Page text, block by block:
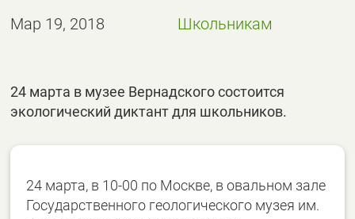
Мар 19, 2018 Школьникам
24 марта в музее Вернадского состоится
экологический диктант для школьников.
24 марта, в 10-00 по Москве, в овальном зале
Государственного геологического музея им.